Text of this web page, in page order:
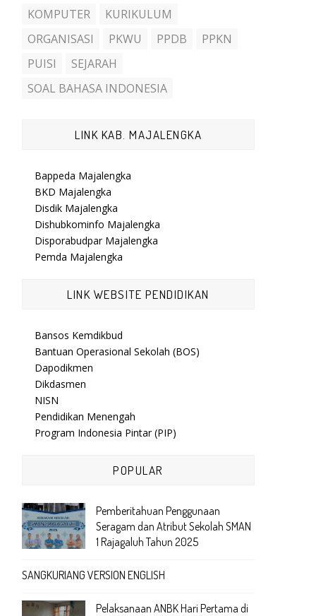
KOMPUTER
KURIKULUM
ORGANISASI
PKWU PPDB
PPKN
PUISI
SEJARAH
SOAL BAHASA INDONESIA
LINK KAB. MAJALENGKA
Bappeda Majalengka
BKD Majalengka
Disdik Majalengka
Dishubkominfo Majalengka
Disporabudpar Majalengka
Pemda Majalengka
LINK WEBSITE PENDIDIKAN
Bansos Kemdikbud
Bantuan Operasional Sekolah (BOS)
Dapodikmen
Dikdasmen
NISN
Pendidikan Menengah
Program Indonesia Pintar (PIP)
POPULAR
Pemberitahuan Penggunaan
Seragam dan Atribut Sekolah SMAN
1 Rajagaluh Tahun 2025
SANGKURIANG VERSION ENGLISH
Pelaksanaan ANBK Hari Pertama di